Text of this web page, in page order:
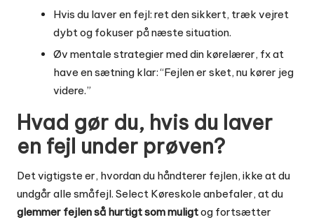
Hvis du laver en fejl: ret den sikkert, træk vejret
dybt og fokuser på næste situation.
Øv mentale strategier med din kørelærer, fx at
have en sætning klar: “Fejlen er sket, nu kører jeg
videre.”
Hvad gør du, hvis du laver
en fejl under prøven?
Det vigtigste er, hvordan du håndterer fejlen, ikke at du
undgår alle småfejl. Select Køreskole anbefaler, at du
glemmer fejlen så hurtigt som muligtog fortsætter